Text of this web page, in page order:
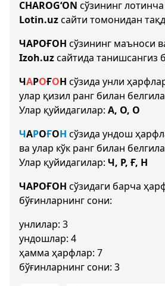
CHAROG‘ON сўзининг
Lotin.uzсайти томонидан
ЧАРОҒОН сўзининг маъноси
Izoh.uzсайтида танишсангиз
ЧАРОҒОН сўзида унли
улар қизил ранг билан
Улар қуйидагилар: А, О, О
ЧАРОҒОН сўзида ундош
ва улар кўк ранг билан
Улар қуйидагилар: Ч, Р, Ғ, Н
ЧАРОҒОН сўзидаги барча
бўғинларнинг сони:
унлилар: 3
ундошлар: 4
ҳамма ҳарфлар: 7
бўғинларнинг сони: 3